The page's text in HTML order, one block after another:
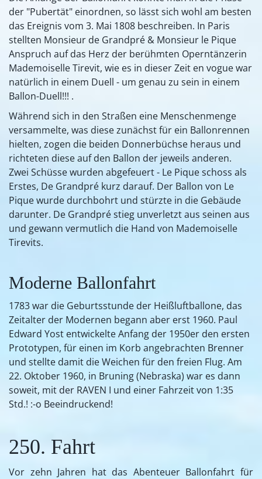
der "Pubertät" einordnen, so lässt sich wohl am besten
das Ereignis vom 3. Mai 1808 beschreiben. In Paris
stellten Monsieur de Grandpré & Monsieur le Pique
Anspruch auf das Herz der berühmten Operntänzerin
Mademoiselle Tirevit, wie es in dieser Zeit en vogue war
natürlich in einem Duell - um genau zu sein in einem
Ballon-Duell!!! .
Während sich in den Straßen eine Menschenmenge
versammelte, was diese zunächst für ein Ballonrennen
hielten, zogen die beiden Donnerbüchse heraus und
richteten diese auf den Ballon der jeweils anderen.
Zwei Schüsse wurden abgefeuert - Le Pique schoss als
Erstes, De Grandpré kurz darauf. Der Ballon von Le
Pique wurde durchbohrt und stürzte in die Gebäude
darunter. De Grandpré stieg unverletzt aus seinen aus
und gewann vermutlich die Hand von Mademoiselle
Tirevits.
Moderne Ballonfahrt
1783 war die Geburtsstunde der Heißluftballone, das
Zeitalter der Modernen begann aber erst 1960. Paul
Edward Yost entwickelte Anfang der 1950er den ersten
Prototypen, für einen im Korb angebrachten Brenner
und stellte damit die Weichen für den freien Flug. Am
22. Oktober 1960, in Bruning (Nebraska) war es dann
soweit, mit der RAVEN I und einer Fahrzeit von 1:35
Std.! :-o Beeindruckend!
250. Fahrt
Vor zehn Jahren hat das Abenteuer Ballonfahrt für